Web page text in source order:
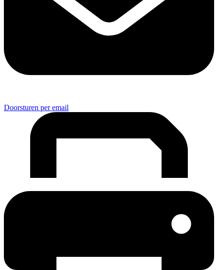
Doorsturen per email